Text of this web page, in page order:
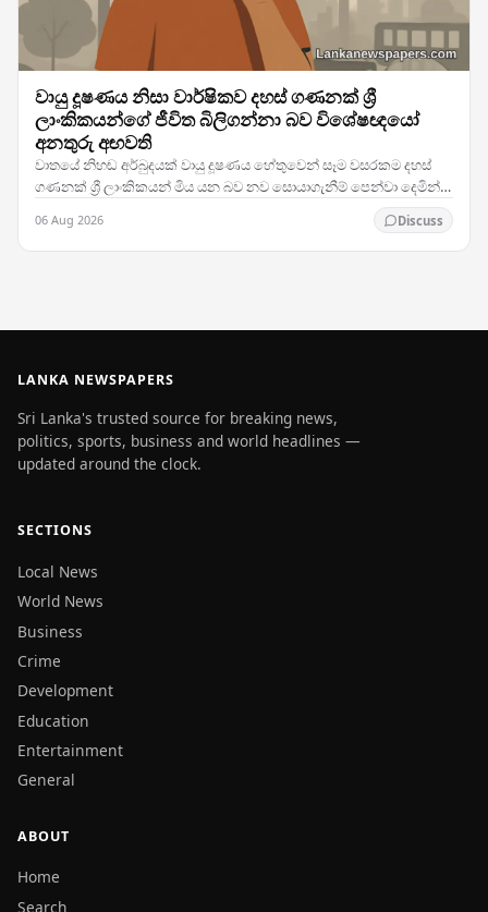
වායු දූෂණය නිසා වාර්ෂිකව දහස් ගණනක් ශ්‍රී
ලාංකිකයන්ගේ ජීවිත බිලිගන්නා බව විශේෂඥයෝ
අනතුරු අඟවති
වාතයේ නිහඬ අර්බුදයක් වායු දූෂණය හේතුවෙන් සෑම වසරකම දහස්
ගණනක් ශ්‍රී ලාංකිකයන් මිය යන බව නව සොයාගැනීම් පෙන්වා දෙමින්
06 Aug 2026 Discuss
LANKA NEWSPAPERS
Sri Lanka's trusted source for breaking news,
politics, sports, business and world headlines —
updated around the clock.
SECTIONS
Local News
World News
Business
Crime
Development
Education
Entertainment
General
ABOUT
Home
Search